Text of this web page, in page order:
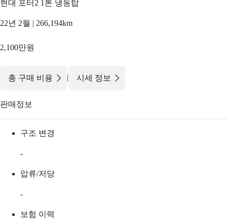
현대 포터2 1톤 냉동탑
22년 2월 | 266,194km
2,100만원
총 구매 비용 | 시세 정보
판매정보
구조 변경
-
압류/저당
-
보험 이력